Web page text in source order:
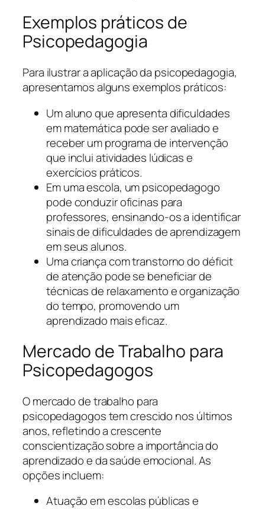
Exemplos práticos de
Psicopedagogia
Para ilustrar a aplicação da psicopedagogia,
apresentamos alguns exemplos práticos:
Um aluno que apresenta dificuldades
em matemática pode ser avaliado e
receber um programa de intervenção
que inclui atividades lúdicas e
exercícios práticos.
Em uma escola, um psicopedagogo
pode conduzir oficinas para
professores, ensinando-os a identificar
sinais de dificuldades de aprendizagem
em seus alunos.
Uma criança com transtorno do déficit
de atenção pode se beneficiar de
técnicas de relaxamento e organização
do tempo, promovendo um
aprendizado mais eficaz.
Mercado de Trabalho para
Psicopedagogos
O mercado de trabalho para
psicopedagogos tem crescido nos últimos
anos, refletindo a crescente
conscientização sobre a importância do
aprendizado e da saúde emocional. As
opções incluem:
Atuação em escolas públicas e